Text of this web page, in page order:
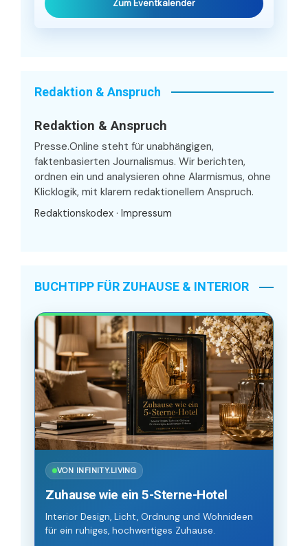
Zum Eventkalender
Redaktion & Anspruch
Redaktion & Anspruch
Presse.Online steht für unabhängigen,
faktenbasierten Journalismus. Wir berichten,
ordnen ein und analysieren ohne Alarmismus, ohne
Klicklogik, mit klarem redaktionellem Anspruch.
Redaktionskodex · Impressum
BUCHTIPP FÜR ZUHAUSE & INTERIOR
VON INFINITY.LIVING
Zuhause wie ein 5-Sterne-Hotel
Interior Design, Licht, Ordnung und Wohnideen
für ein ruhiges, hochwertiges Zuhause.